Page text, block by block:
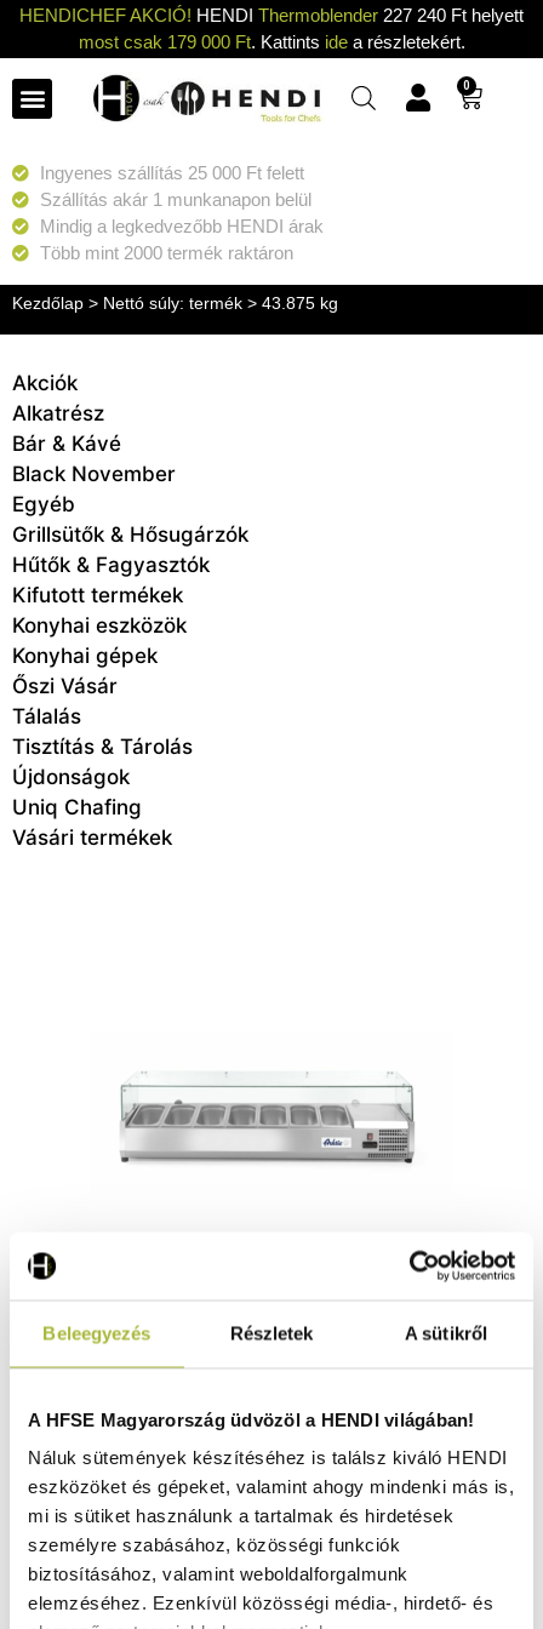
Beleegyezés Részletek A sütikről
A HFSE Magyarország üdvözöl a HENDI világában!
Náluk sütemények készítéséhez is találsz kiváló HENDI
eszközöket és gépeket, valamint ahogy mindenki más is,
mi is sütiket használunk a tartalmak és hirdetések
személyre szabásához, közösségi funkciók
biztosításához, valamint weboldalforgalmunk
elemzéséhez. Ezenkívül közösségi média-, hirdető- és
HENDICHEF AKCIÓ! HENDI Thermoblender 227 240 Ft helyett
most csak 179 000 Ft. Kattints idea részletekért.
0
Ingyenes szállítás 25 000 Ft felett
Szállítás akár 1 munkanapon belül
Mindig a legkedvezőbb HENDI árak
Több mint 2000 termék raktáron
Kezdőlap > Nettó súly: termék > 43.875 kg
Akciók
Alkatrész
Bár & Kávé
Black November
Egyéb
Grillsütők & Hősugárzók
Hűtők & Fagyasztók
Kifutott termékek
Konyhai eszközök
Konyhai gépek
Őszi Vásár
Tálalás
Tisztítás & Tárolás
Újdonságok
Uniq Chafing
Vásári termékek
180W – 0/8˚C – 1605x395x(H)430 mm - HENDI 232989
252.990Ft
(199.205Ft+ ÁFA)
KOSÁRBA